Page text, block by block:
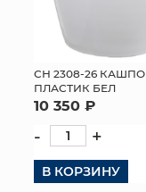
СН 2308-26 КАШПО
ПЛАСТИК БЕЛ
10 350 ₽
- +
В КОРЗИНУ